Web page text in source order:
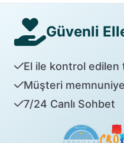
Güvenli
El ile kontrol edilen
Müşteri
7/24 Canlı Sohbet